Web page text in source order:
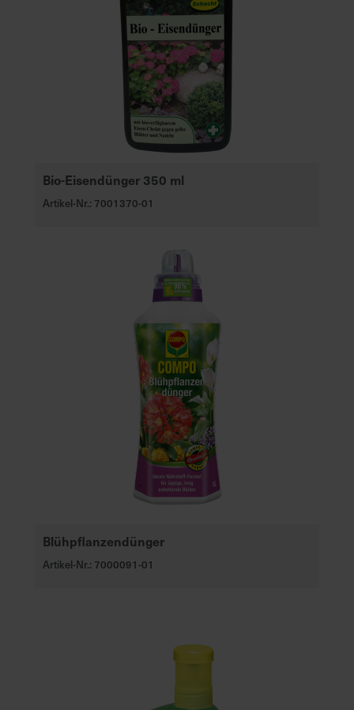
Bio-Eisendünger 350 ml
Artikel-Nr.: 7001370-01
Blühpflanzendünger
Artikel-Nr.: 7000091-01